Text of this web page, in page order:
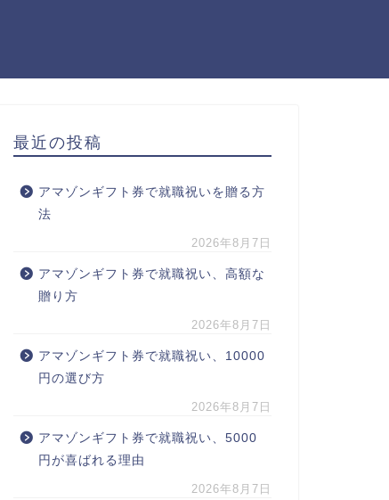
最近の投稿
アマゾンギフト券で就職祝いを贈る方
法
2026年8月7日
アマゾンギフト券で就職祝い、高額な
贈り方
2026年8月7日
アマゾンギフト券で就職祝い、10000
円の選び方
2026年8月7日
アマゾンギフト券で就職祝い、5000
円が喜ばれる理由
2026年8月7日